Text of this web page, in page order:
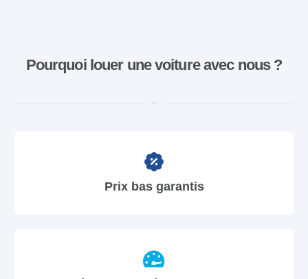
Pourquoi louer une voiture avec nous ?
Prix bas garantis